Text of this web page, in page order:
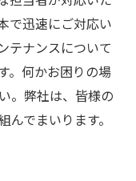
で迅速にご対応い
テナンスについて
。何かお困りの場
。弊社は、皆様の
でまいります。